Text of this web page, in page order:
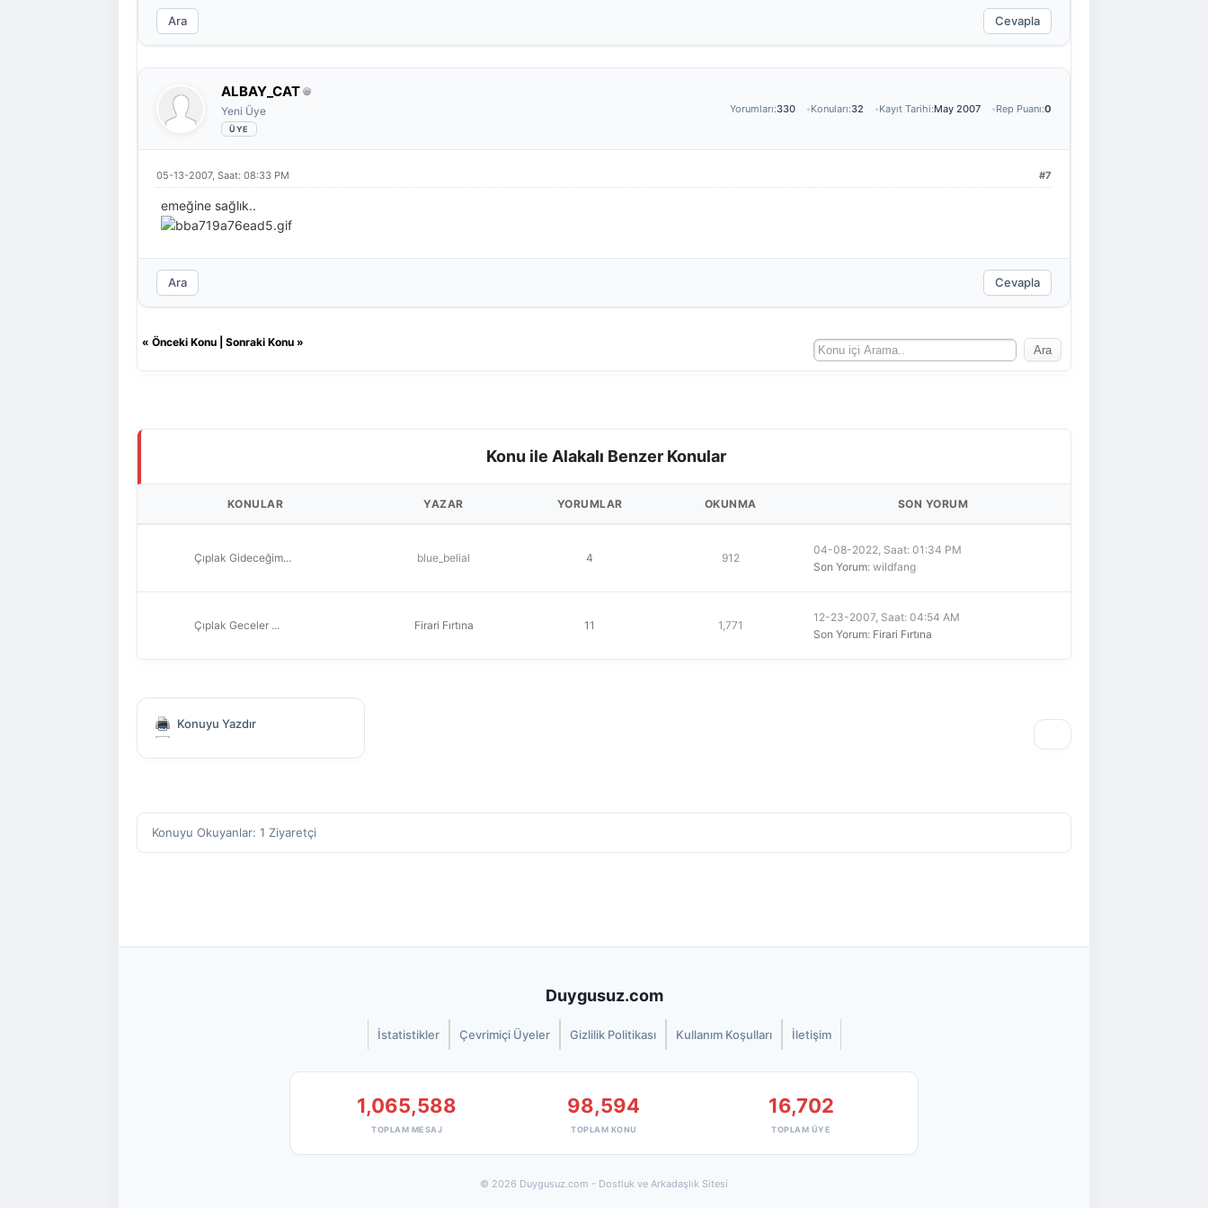
Ara Cevapla
ALBAY_CAT
Yeni Üye Yorumları:330 Konuları:32 Kayıt Tarihi:May 2007 Rep Puanı:0
#7
05-13-2007, Saat: 08:33 PM
emeğine sağlık..
Ara Cevapla
« Önceki Konu Sonraki Konu »
Konu ile Alakalı Benzer Konular
KONULAR YAZAR YORUMLAR OKUNMA SON YORUM
Çıplak Gideceğim... blue_belial 4 912
04-08-2022, Saat: 01:34 PM
Son Yorum: wildfang
Çıplak Geceler ... Firari Fırtına 11 1,771
12-23-2007, Saat: 04:54 AM
Son Yorum: Firari Fırtına
Konuyu Yazdır
Konuyu Okuyanlar: 1 Ziyaretçi
Duygusuz.com
İstatistikler Çevrimiçi Üyeler Gizlilik Politikası Kullanım Koşulları İletişim
1,065,588
TOPLAM MESAJ
98,594
TOPLAM KONU
16,702
TOPLAM ÜYE
© 2026 Duygusuz.com - Dostluk ve Arkadaşlık Sitesi